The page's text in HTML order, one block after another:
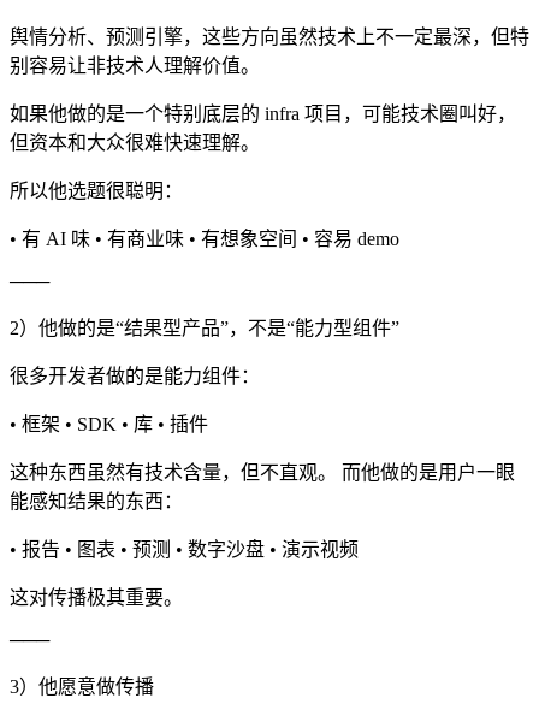
舆情分析、预测引擎，这些方向虽然技术上不一定最深，但特
别容易让非技术人理解价值。
如果他做的是一个特别底层的 infra 项目，可能技术圈叫好，
但资本和大众很难快速理解。
所以他选题很聪明：
• 有 AI 味 • 有商业味 • 有想象空间 • 容易 demo
───
2）他做的是“结果型产品”，不是“能力型组件”
很多开发者做的是能力组件：
• 框架 • SDK • 库 • 插件
这种东西虽然有技术含量，但不直观。 而他做的是用户一眼
能感知结果的东西：
• 报告 • 图表 • 预测 • 数字沙盘 • 演示视频
这对传播极其重要。
───
3）他愿意做传播